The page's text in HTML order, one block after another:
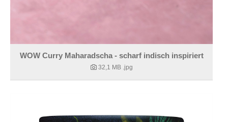
WOW Curry Maharadscha - scharf indisch inspiriert
32,1 MB .jpg